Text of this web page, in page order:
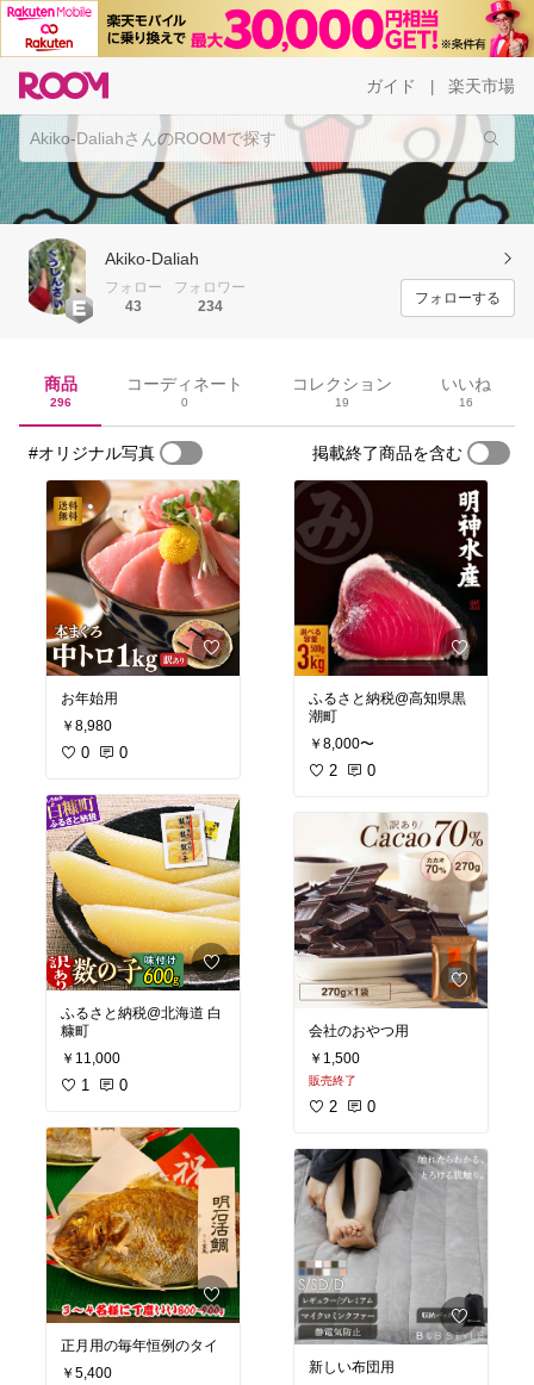
ガイド 楽天市場
Akiko-Daliah
フォロー
43
フォロワー
234
フォローする
商品
296
コーディネート
0
コレクション
19
いいね
16
#オリジナル写真 掲載終了商品を含む
お年始用
￥8,980
0 0
ふるさと納税@北海道 白
糠町
￥11,000
1 0
正月用の毎年恒例のタイ
￥5,400
ふるさと納税@高知県黒
潮町
￥8,000〜
2 0
会社のおやつ用
￥1,500
販売終了
2 0
新しい布団用